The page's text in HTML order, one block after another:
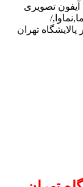
آیفون تصویری
تهران